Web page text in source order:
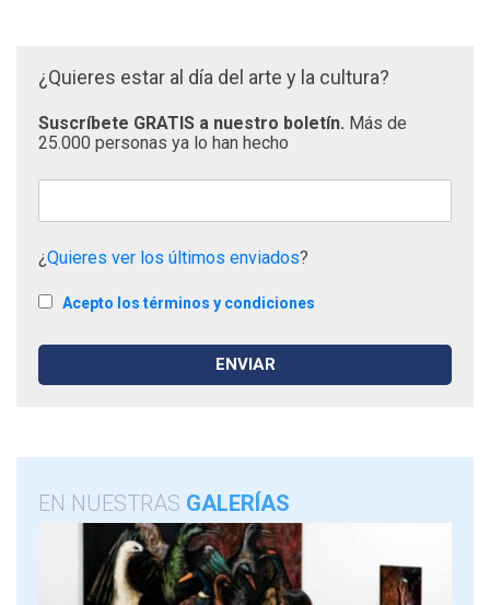
¿Quieres estar al día del arte y la cultura?
Suscríbete GRATIS a nuestro boletín. Más de
25.000 personas ya lo han hecho
¿Quieres ver los últimos enviados?
Acepto los términos y condiciones
EN NUESTRAS GALERÍAS